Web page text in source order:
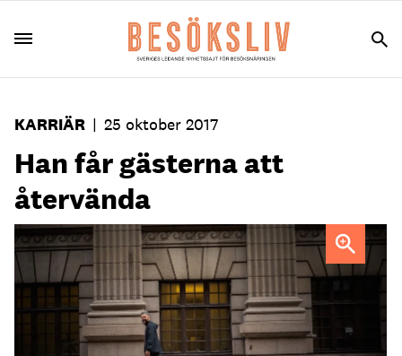
KARRIÄR | 25 oktober 2017
Han får gästerna att
återvända
"Det var ett stort beröm att de valde mig", säger Kristian
Hell.